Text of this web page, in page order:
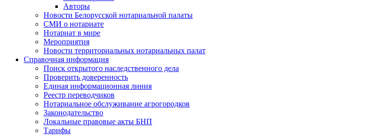
Авторы
Новости Белорусской нотариальной палаты
СМИ о нотариате
Нотариат в мире
Мероприятия
Новости территориальных нотариальных палат
Справочная информация
Поиск открытого наследственного дела
Проверить доверенность
Единая информационная линия
Реестр переводчиков
Нотариальное обслуживание агрогородков
Законодательство
Локальные правовые акты БНП
Тарифы